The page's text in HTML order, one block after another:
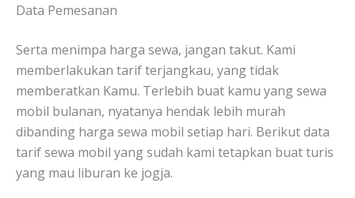
Data Pemesanan
Serta menimpa harga sewa, jangan takut. Kami
memberlakukan tarif terjangkau, yang tidak
memberatkan Kamu. Terlebih buat kamu yang sewa
mobil bulanan, nyatanya hendak lebih murah
dibanding harga sewa mobil setiap hari. Berikut data
tarif sewa mobil yang sudah kami tetapkan buat turis
yang mau liburan ke jogja.